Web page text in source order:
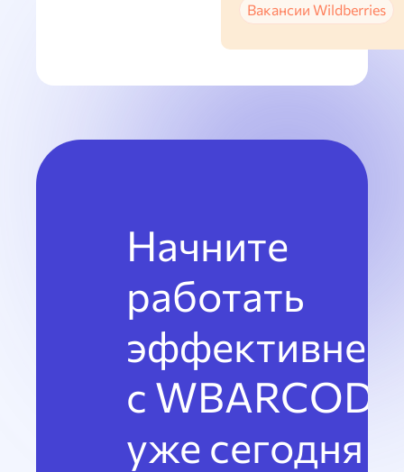
Вакансии Wildberries
Начните
работать
эффективнее
с WBARCODE
уже сегодня